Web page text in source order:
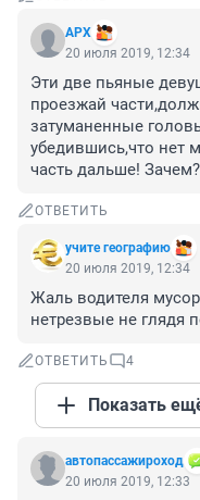
APX
20 июля 2019, 12:34
Эти две пьяные
проезжай
затуманенные
убедившись,что нет
часть дальше!
ОТВЕТИТЬ
учите географию
20 июля 2019, 12:34
Жаль водителя
нетрезвые не глядя
ОТВЕТИТЬ 4
Показать
автопассажироход
20 июля 2019, 12:33